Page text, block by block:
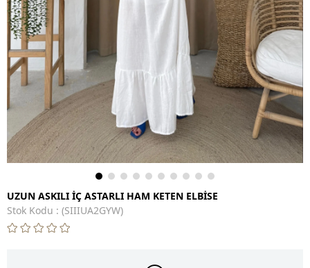
UZUN ASKILI İÇ ASTARLI HAM KETEN ELBİSE
Stok Kodu
(SIIIUA2GYW)